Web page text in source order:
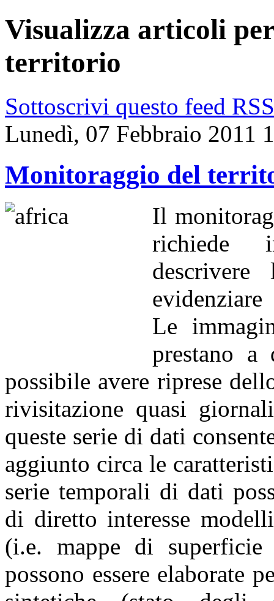
Visualizza articoli
territorio
Sottoscrivi questo feed RSS
Lunedì, 07 Febbraio 2011
Monitoraggio del
Il
richiede
Le
prestano a
possibile avere riprese
rivisitazione quasi
queste serie di dati
aggiunto circa le
serie temporali di dati
di diretto interesse
(i.e. mappe di
possono essere elaborate